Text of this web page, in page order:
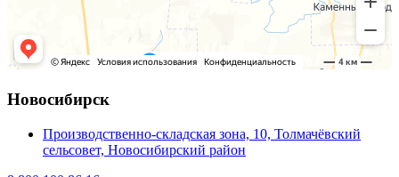
Новосибирск
Производственно-складская зона, 10, Толмачёвский
сельсовет, Новосибирский район